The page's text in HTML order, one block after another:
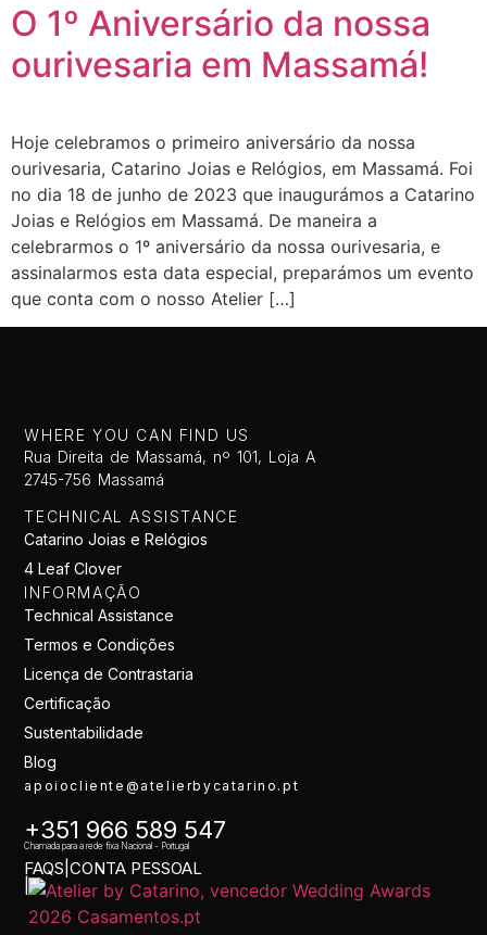
O 1º Aniversário da nossa
ourivesaria em Massamá!
Hoje celebramos o primeiro aniversário da nossa
ourivesaria, Catarino Joias e Relógios, em Massamá. Foi
no dia 18 de junho de 2023 que inaugurámos a Catarino
Joias e Relógios em Massamá. De maneira a
celebrarmos o 1º aniversário da nossa ourivesaria, e
assinalarmos esta data especial, preparámos um evento
que conta com o nosso Atelier […]
WHERE YOU CAN FIND US
Rua Direita de Massamá, nº 101, Loja A
2745-756 Massamá
TECHNICAL ASSISTANCE
Catarino Joias e Relógios
4 Leaf Clover
INFORMAÇÃO
Technical Assistance
Termos e Condições
Licença de Contrastaria
Certificação
Sustentabilidade
Blog
apoiocliente@atelierbycatarino.pt
+351 966 589 547
Chamada para a rede fixa Nacional - Portugal
FAQS |CONTA PESSOAL
|